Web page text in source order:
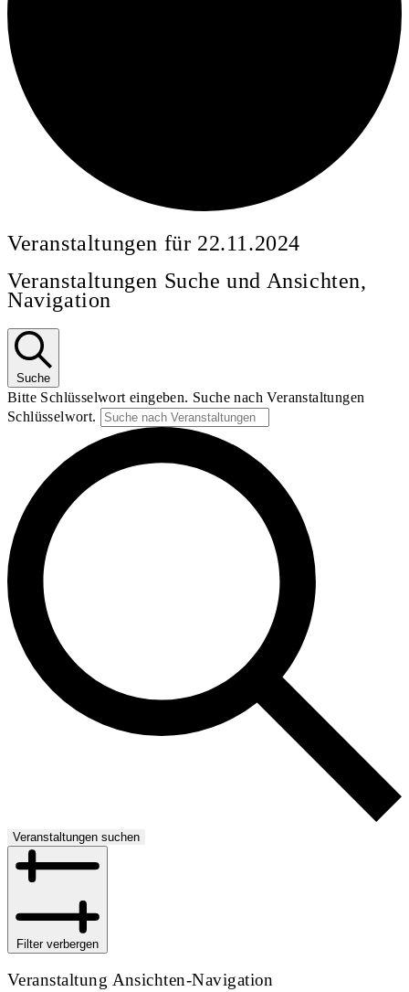
Veranstaltungen für 22.11.2024
Veranstaltungen Suche und Ansichten,
Navigation
Suche
Bitte Schlüsselwort eingeben. Suche nach Veranstaltungen
Schlüsselwort.
Veranstaltungen suchen
Filter verbergen
Veranstaltung Ansichten-Navigation